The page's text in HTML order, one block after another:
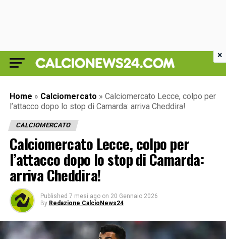
Home » Calciomercato » Calciomercato Lecce, colpo per
l’attacco dopo lo stop di Camarda: arriva Cheddira!
CALCIOMERCATO
Calciomercato Lecce, colpo per
l’attacco dopo lo stop di Camarda:
arriva Cheddira!
Published 7 mesi ago on 20 Gennaio 2026
By Redazione CalcioNews24
×